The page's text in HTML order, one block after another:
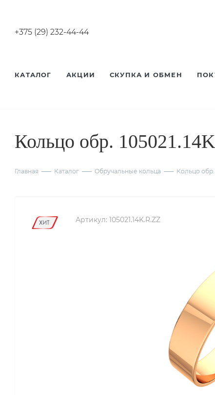
+375 (29) 232-44-44
КАТАЛОГ АКЦИИ СКУПКА И ОБМЕН
Кольцо обр.
Главная Каталог Обручальные кольца Кольцо обр.
Артикул: 105021.14K.R.ZZ